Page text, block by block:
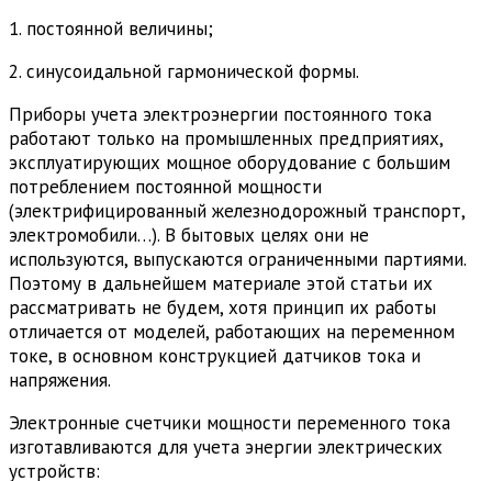
1. постоянной величины;
2. синусоидальной гармонической формы.
Приборы учета электроэнергии постоянного тока
работают только на промышленных предприятиях,
эксплуатирующих мощное оборудование с большим
потреблением постоянной мощности
(электрифицированный железнодорожный транспорт,
электромобили…). В бытовых целях они не
используются, выпускаются ограниченными партиями.
Поэтому в дальнейшем материале этой статьи их
рассматривать не будем, хотя принцип их работы
отличается от моделей, работающих на переменном
токе, в основном конструкцией датчиков тока и
напряжения.
Электронные счетчики мощности переменного тока
изготавливаются для учета энергии электрических
устройств: